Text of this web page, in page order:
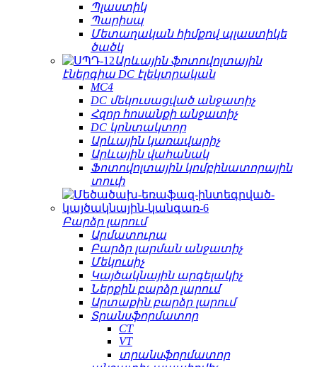
Պլաստիկ
Պարիսպ
Մետաղական հիմքով պլաստիկե
ծածկ
Արևային ֆոտովոլտային
էներգիա DC էլեկտրական
MC4
DC մեկուսացված անջատիչ
Հզոր հոսանքի անջատիչ
DC կոնտակտոր
Արևային կառավարիչ
Արևային վահանակ
Ֆոտովոլտային կոմբինատորային
տուփ
Բարձր լարում
Արմատուրա
Բարձր լարման անջատիչ
Մեկուսիչ
Կայծակնային արգելակիչ
Ներքին բարձր լարում
Արտաքին բարձր լարում
Տրանսֆորմատոր
CT
VT
տրանսֆորմատոր